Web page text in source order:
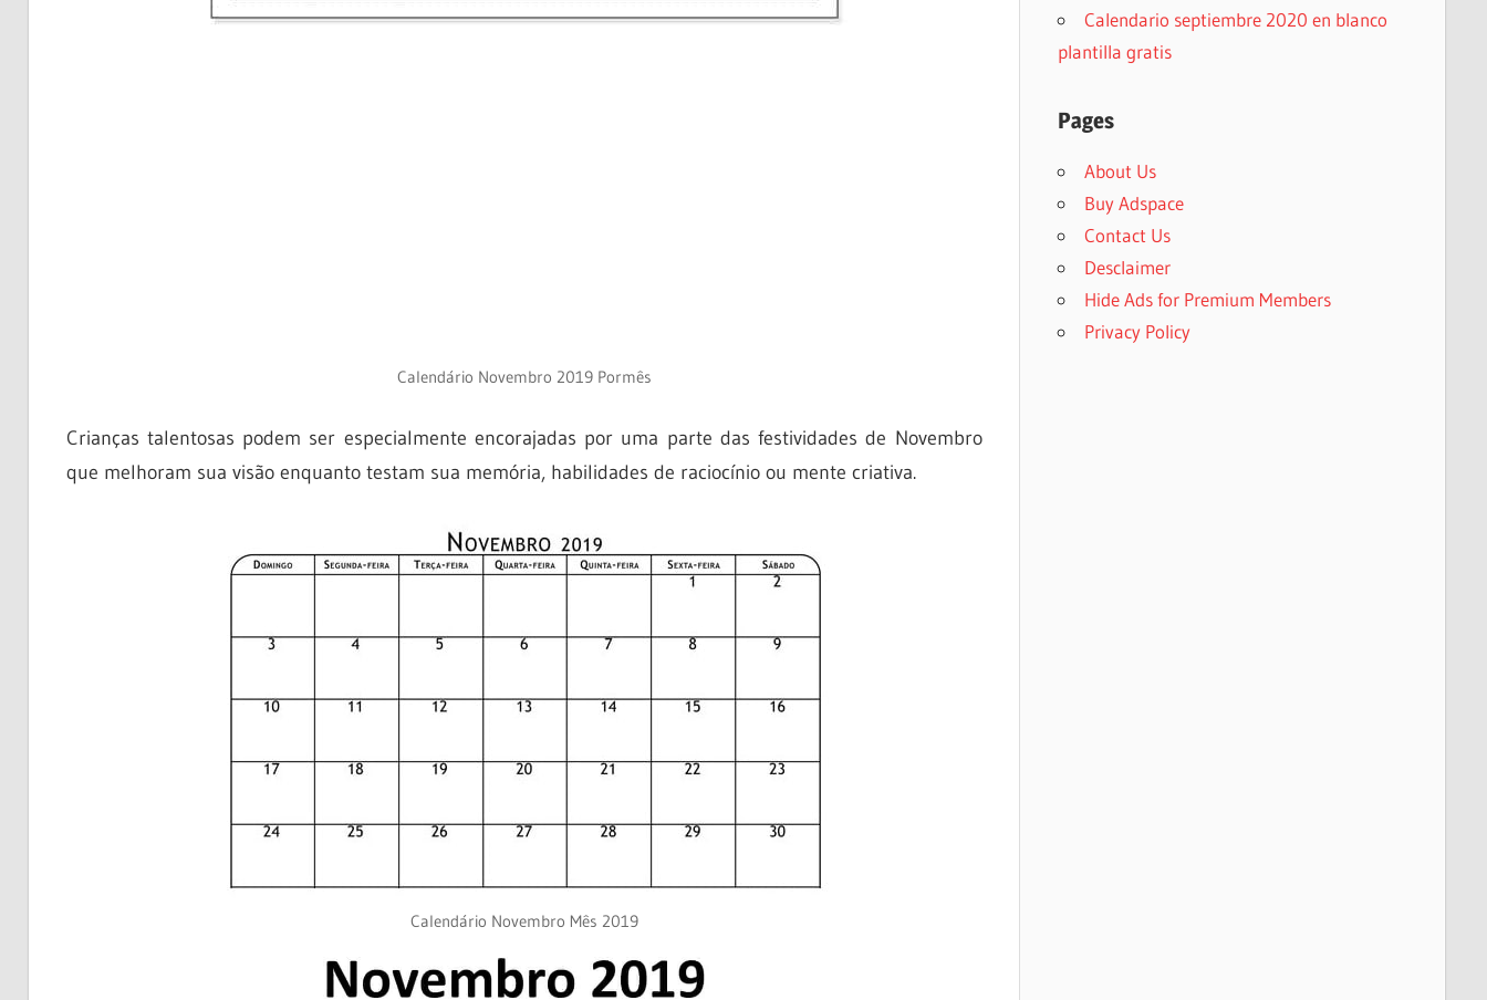
Calendário Novembro 2019 Pormês
Crianças talentosas podem ser especialmente encorajadas por uma parte das festividades de Novembro
que melhoram sua visão enquanto testam sua memória, habilidades de raciocínio ou mente criativa.
Calendário Novembro Mês 2019
Calendario septiembre 2020 en blanco
plantilla gratis
Pages
About Us
Buy Adspace
Contact Us
Desclaimer
Hide Ads for Premium Members
Privacy Policy